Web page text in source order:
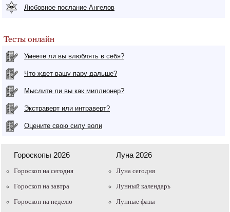
Любовное послание Ангелов
Тесты онлайн
Умеете ли вы влюблять в себя?
Что ждет вашу пару дальше?
Мыслите ли вы как миллионер?
Экстраверт или интраверт?
Оцените свою силу воли
Гороскопы 2026
Гороскоп на сегодня
Гороскоп на завтра
Гороскоп на неделю
Луна 2026
Луна сегодня
Лунный календарь
Лунные фазы